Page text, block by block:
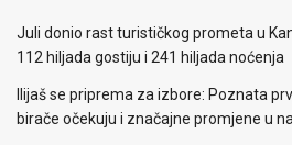
Juli donio rast turističkog prometa u
112 hiljada gostiju i 241 hiljada noćenja
Ilijaš se priprema za izbore: Poznata
birače očekuju i značajne promjene u